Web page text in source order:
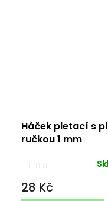
Háček pletací s
ručkou 1 mm
produktu
28 Kč